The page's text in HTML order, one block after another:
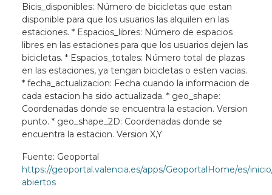
Bicis_disponibles: Número de bicicletas que estan
disponible para que los usuarios las alquilen en las
estaciones. * Espacios_libres: Número de espacios
libres en las estaciones para que los usuarios dejen las
bicicletas. * Espacios_totales: Número total de plazas
en las estaciones, ya tengan bicicletas o esten vacias.
* fecha_actualizacion: Fecha cuando la informacion de
cada estacion ha sido actualizada. * geo_shape:
Coordenadas donde se encuentra la estacion. Version
punto. * geo_shape_2D: Coordenadas donde se
encuentra la estacion. Version X,Y
Fuente: Geoportal
https://geoportal.valencia.es/apps/GeoportalHome/es/
abiertos